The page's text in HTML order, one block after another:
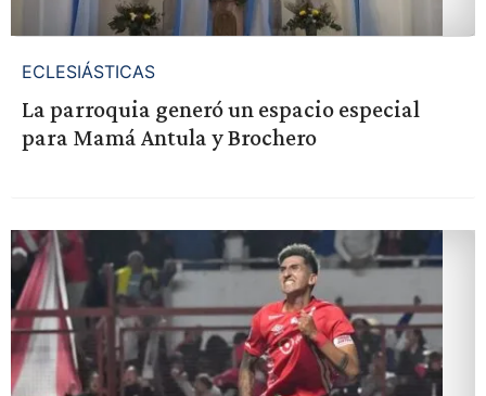
ECLESIÁSTICAS
La parroquia generó un espacio especial
para Mamá Antula y Brochero